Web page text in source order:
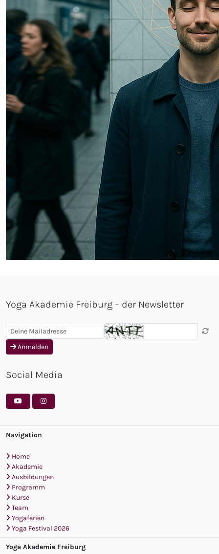
Yoga Akademie Freiburg – der Newsletter
Anmelden
Social Media
Navigation
Home
Akademie
Ausbildungen
Programm
Kurse
Team
Yogaferien
Yoga Festival 2026
Yoga Akademie Freiburg